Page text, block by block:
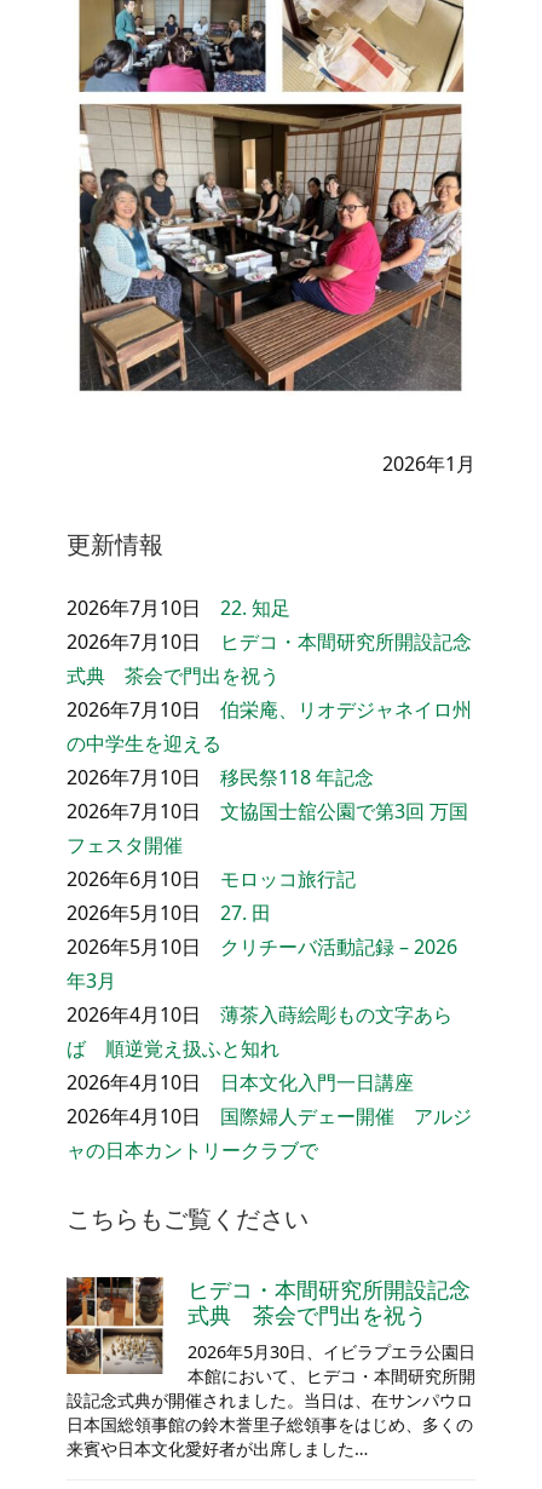
2026年1月
更新情報
2026年7月10日 22. 知足
2026年7月10日
ヒデコ・本間研究所開設記念
式典 茶会で門出を祝う
2026年7月10日 伯栄庵、リオデジャネイロ州
の中学生を迎える
2026年7月10日 移民祭118 年記念
2026年7月10日 文協国士舘公園で第3回 万国
フェスタ開催
2026年6月10日 モロッコ旅行記
2026年5月10日 27. 田
2026年5月10日 クリチーバ活動記録 – 2026
年3月
2026年4月10日 薄茶入蒔絵彫もの文字あら
ば 順逆覚え扱ふと知れ
2026年4月10日 日本文化入門一日講座
2026年4月10日 国際婦人デェー開催 アルジ
ャの日本カントリークラブで
こちらもご覧ください
ヒデコ・本間研究所開設記念
式典 茶会で門出を祝う
2026年5月30日、イビラプエラ公園日
本館において、ヒデコ・本間研究所開
設記念式典が開催されました。当日は、在サンパウロ
日本国総領事館の鈴木誉里子総領事をはじめ、多くの
来賓や日本文化愛好者が出席しました…